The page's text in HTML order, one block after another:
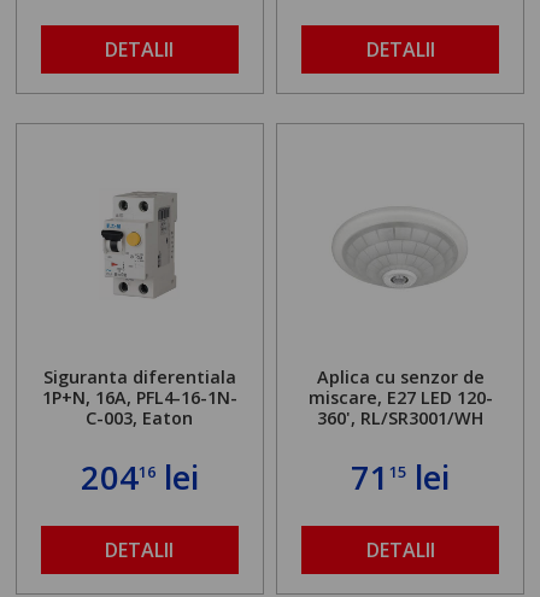
DETALII DETALII
Siguranta diferentiala
1P+N, 16A, PFL4-16-1N-
C-003, Eaton
20416lei
DETALII
Aplica cu senzor de
miscare, E27 LED 120-
360', RL/SR3001/WH
7115 lei
DETALII